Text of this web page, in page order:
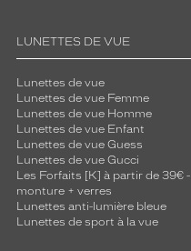
LUNETTES DE VUE
Lunettes de vue
Lunettes de vue Femme
Lunettes de vue Homme
Lunettes de vue Enfant
Lunettes de vue Guess
Lunettes de vue Gucci
Les Forfaits [K] à partir de 39€ -
monture + verres
Lunettes anti-lumière bleue
Lunettes de sport à la vue